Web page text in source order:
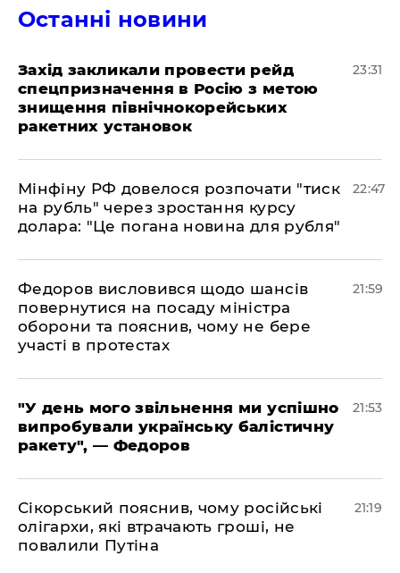
Останні новини
​Захід закликали провести рейд
спецпризначення в Росію з метою
знищення північнокорейських
ракетних установок
23:31
​Мінфіну РФ довелося розпочати "тиск
на рубль" через зростання курсу
долара: "Це погана новина для рубля"
22:47
​Федоров висловився щодо шансів
повернутися на посаду міністра
оборони та пояснив, чому не бере
участі в протестах
21:59
​"У день мого звільнення ми успішно
випробували українську балістичну
ракету", — Федоров
21:53
​Сікорський пояснив, чому російські
олігархи, які втрачають гроші, не
повалили Путіна
21:19